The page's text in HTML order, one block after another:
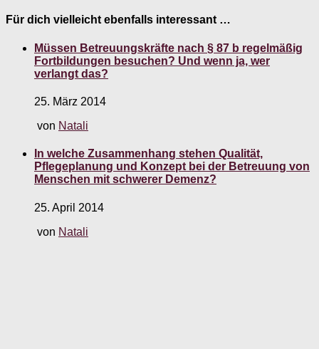
Für dich vielleicht ebenfalls interessant …
Müssen Betreuungskräfte nach § 87 b regelmäßig
Fortbildungen besuchen? Und wenn ja, wer
verlangt das?
25. März 2014
von Natali
In welche Zusammenhang stehen Qualität,
Pflegeplanung und Konzept bei der Betreuung von
Menschen mit schwerer Demenz?
25. April 2014
von Natali